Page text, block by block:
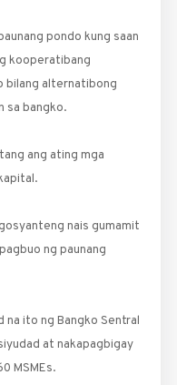
pondo kung saan
kooperatibang
bilang alternatibong
sa bangko.
ang ating mga
nais gumamit
ng paunang
na ito ng Bangko Sentral
at nakapagbigay
MSMEs.